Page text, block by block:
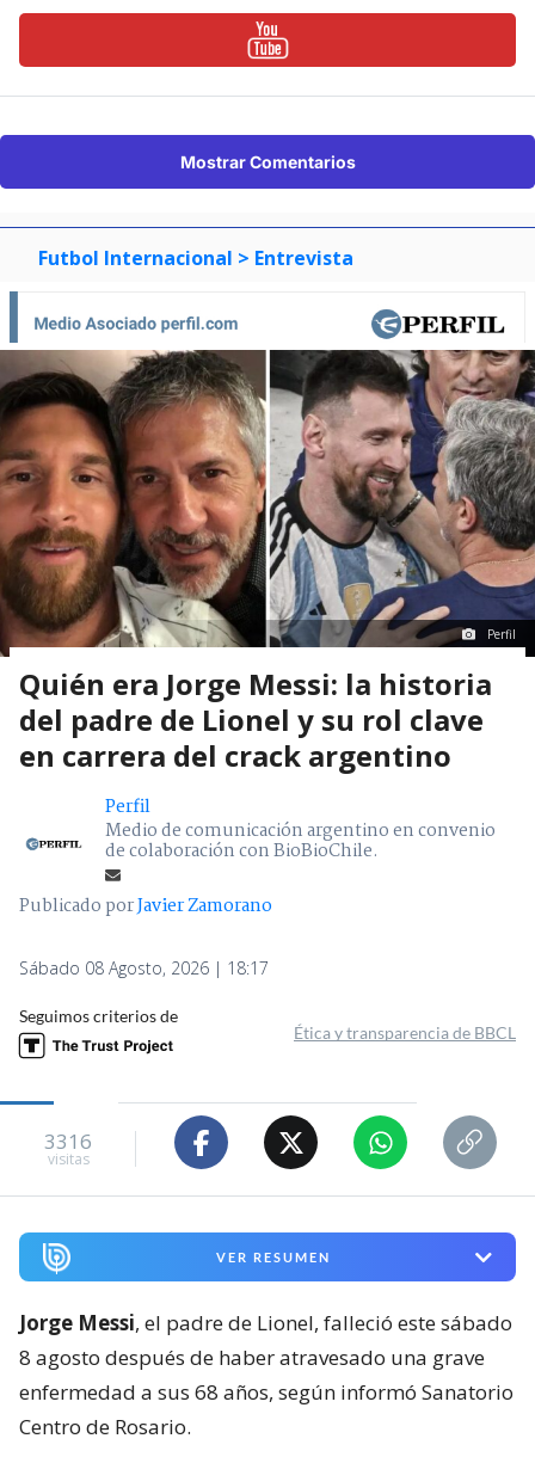
Mostrar Comentarios
Futbol Internacional > Entrevista
Perfil
Quién era Jorge Messi: la historia
del padre de Lionel y su rol clave
en carrera del crack argentino
Perfil
Medio de comunicación argentino en convenio
de colaboración con BioBioChile.
Publicado porJavier Zamorano
Sábado 08 Agosto, 2026 | 18:17
Seguimos criterios de
Ética y transparencia de BBCL
3316
visitas
VER RESUMEN
Jorge Messi, el padre de Lionel, falleció este sábado
8 agosto después de haber atravesado una grave
enfermedad a sus 68 años, según informó Sanatorio
Centro de Rosario.